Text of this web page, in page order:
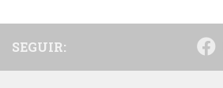
SEGUIR: